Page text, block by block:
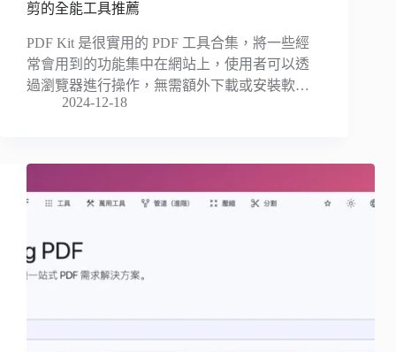
剪的全能工具推薦
PDF Kit 是很實用的 PDF 工具合集，將一些經
常會用到的功能集中在網站上，使用者可以透
過瀏覽器進行操作，無需額外下載或安裝軟…
2024-12-18